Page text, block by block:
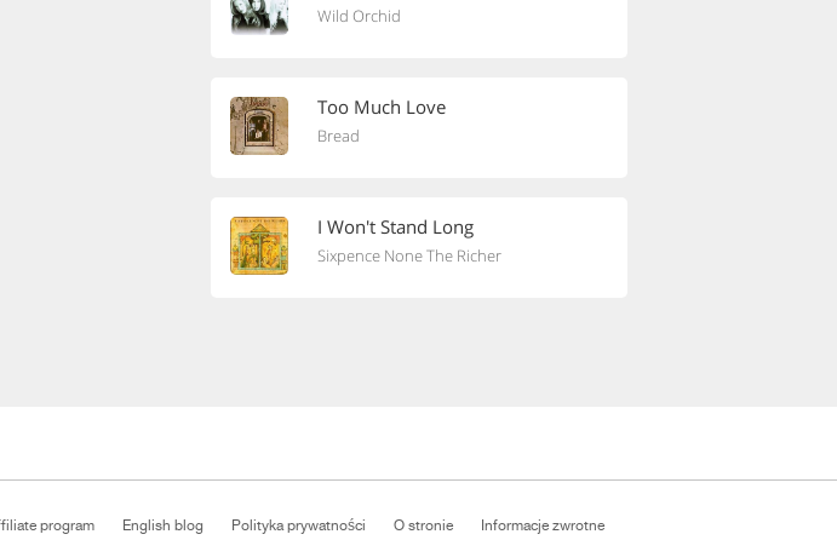
Wild Orchid
Too Much Love
Bread
I Won't Stand Long
Sixpence None The Richer
program English blog Polityka prywatności O stronie Informacje zwrotne